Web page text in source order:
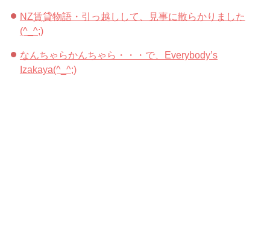
NZ賃貸物語・引っ越しして、見事に散らかりました
(^_^;)
なんちゃらかんちゃら・・・で、Everybody’s
Izakaya(^_^;)